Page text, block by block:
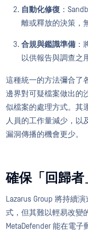
自動化修復 ：
離或釋放的決策，
合規與鑑識準備 ：
以供報告與調查之
這種統一的方法彌合了
邊界對可疑檔案做出的
似檔案的處理方式。其
人員的工作量減少，以
漏洞傳播的機會更少。
確保「回歸
Lazarus Group 將持續
式，但其難以輕易改變
MetaDefender 能在電